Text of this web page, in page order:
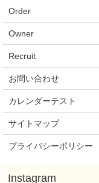
Order
Owner
Recruit
お問い合わせ
カレンダーテスト
サイトマップ
プライバシーポリシー